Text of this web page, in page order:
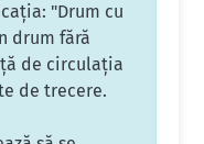
"Drum cu
drum fără
de circulaţia
de trecere.